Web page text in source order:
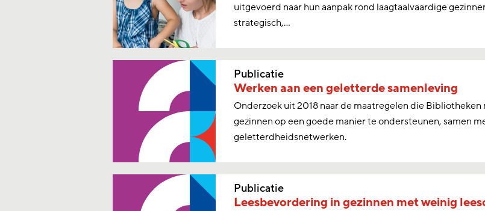
uitgevoerd naar hun aanpak rond laagtaalvaardige
strategisch,...
Publicatie
Werken aan een geletterde samenleving
Onderzoek uit 2018 naar de maatregelen die
gezinnen op een goede manier te ondersteunen, samen
geletterdheidsnetwerken.
Publicatie
Leesbevordering in gezinnen met weinig